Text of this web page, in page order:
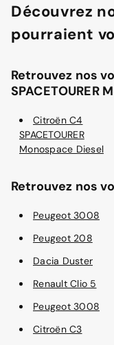
Découvrez
pourraient
Retrouvez nos
Citroën C4
SPACETOURER
Monospace Diesel
Retrouvez nos
Peugeot 3008
Peugeot 208
Dacia Duster
Renault Clio 5
Peugeot 3008
Citroën C3